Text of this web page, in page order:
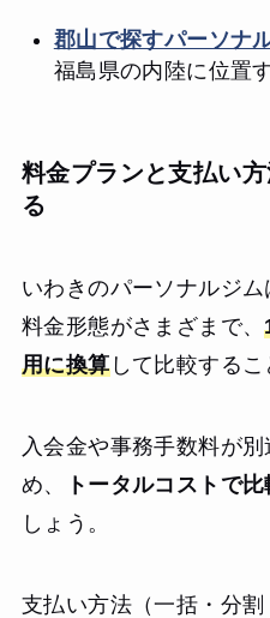
郡山で探すパーソナ
福島県の内陸に位置
料金プランと支払い
る
いわきのパーソナルジ
料金形態がさまざまで、
用に換算して比較するこ
入会金や事務手数料が
め、
トータルコストで
しょう。
支払い方法（一括・分